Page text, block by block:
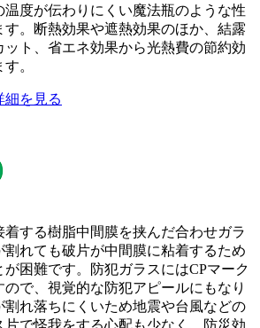
温度が伝わりにくい魔法瓶のような性
す。断熱効果や遮熱効果のほか、結露
ット、省エネ効果から光熱費の節約効
。
細を見る
着する樹脂中間膜を挟んだ合わせガラ
割れても破片が中間膜に粘着するため
が困難です。防犯ガラスにはCPマーク
ので、視覚的な防犯アピールにもなり
割れ落ちにくいため地震や台風などの
片で怪我をする心配も少なく、防災効